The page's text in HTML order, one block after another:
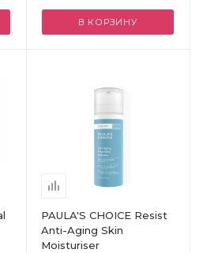
В КОРЗИНУ
PAULA'S CHOICE Resist
Anti-Aging Skin
Moisturiser